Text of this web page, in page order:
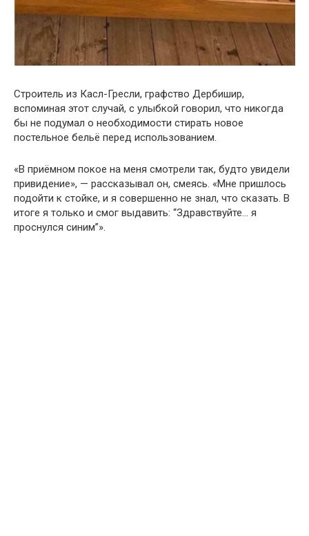
Строитель из Касл-Гресли, графство Дербишир,
вспоминая этот случай, с улыбкой говорил, что никогда
бы не подумал о необходимости стирать новое
постельное бельё перед использованием.
«В приёмном покое на меня смотрели так, будто увидели
привидение», — рассказывал он, смеясь. «Мне пришлось
подойти к стойке, и я совершенно не знал, что сказать. В
итоге я только и смог выдавить: “Здравствуйте… я
проснулся синим”».